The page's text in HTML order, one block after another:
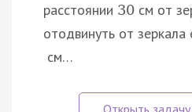
расстоянии 30 см от
отодвинуть от
см…